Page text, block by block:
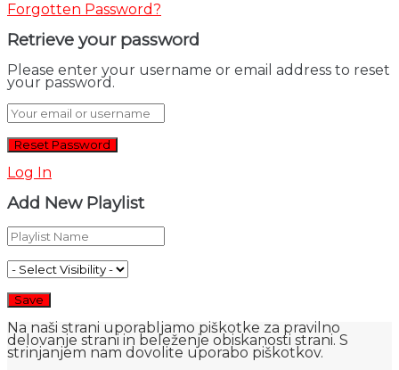
Forgotten Password?
Retrieve your password
Please enter your username or email address to reset
your password.
Log In
Add New Playlist
Na naši strani uporabljamo piškotke za pravilno
delovanje strani in beleženje obiskanosti strani. S
strinjanjem nam dovolite uporabo piškotkov.